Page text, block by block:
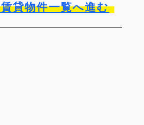
貸物件一覧へ進む